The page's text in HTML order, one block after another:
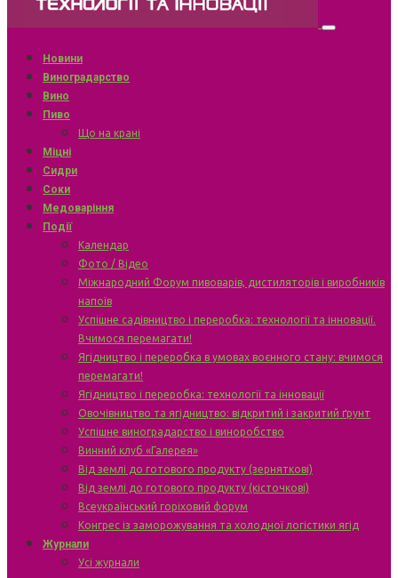
Новини
Виноградарство
Вино
Пиво
Що на крані
Міцні
Сидри
Соки
Медоваріння
Події
Календар
Фото / Відео
Міжнародний Форум пивоварів, дистиляторів і виробників
напоїв
Успішне садівництво і переробка: технології та інновації.
Вчимося перемагати!
Ягідництво і переробка в умовах воєнного стану: вчимося
перемагати!
Ягідництво і переробка: технології та інновації
Овочівництво та ягідництво: відкритий і закритий ґрунт
Успішне виноградарство і виноробство
Винний клуб «Галерея»
Від землі до готового продукту (зерняткові)
Від землі до готового продукту (кісточкові)
Всеукраїнський горіховий форум
Конгрес із заморожування та холодної логістики ягід
Журнали
Усі журнали